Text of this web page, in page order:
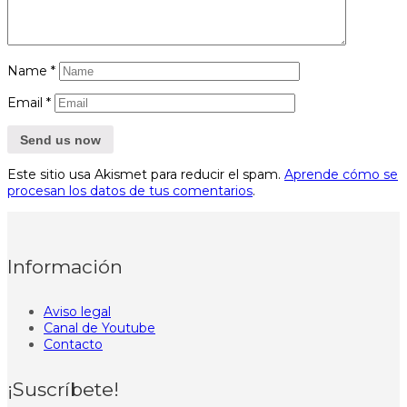
Name *
Email *
Este sitio usa Akismet para reducir el spam. Aprende cómo se
procesan los datos de tus comentarios.
Información
Aviso legal
Canal de Youtube
Contacto
¡Suscríbete!